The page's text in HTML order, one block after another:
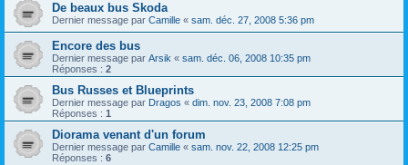
De beaux bus Skoda
Dernier message par Camille « sam. déc. 27, 2008 5:36 pm
Encore des bus
Dernier message par Arsik « sam. déc. 06, 2008 10:35 pm
Réponses : 2
Bus Russes et Blueprints
Dernier message par Dragos « dim. nov. 23, 2008 7:08 pm
Réponses : 1
Diorama venant d'un forum
Dernier message par Camille « sam. nov. 22, 2008 12:25 pm
Réponses : 6